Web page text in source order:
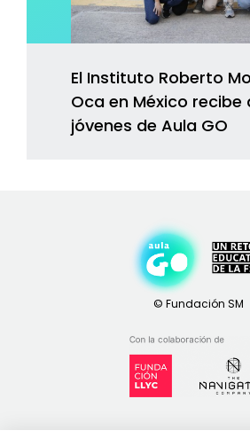
El Instituto Roberto
Oca en México recibe
jóvenes de Aula GO